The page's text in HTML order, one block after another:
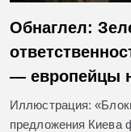
Обнаглел:
— европейцы
Иллюстрация:
предложения Киева